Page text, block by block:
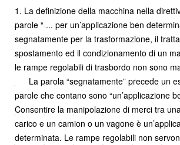
1. La definizione della macchina nella
parole “ ... per un’applicazione ben
segnatamente per la trasformazione, il
spostamento ed il condizionamento di un
le rampe regolabili di trasbordo non sono
La parola “segnatamente” precede un
parole che contano sono “un’applicazione
Consentire la manipolazione di merci tra
carico e un camion o un vagone è
determinata. Le rampe regolabili non